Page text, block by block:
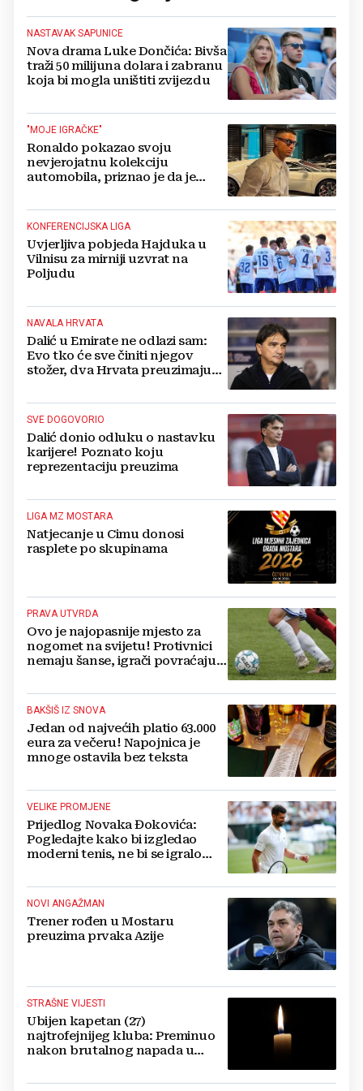
NASTAVAK SAPUNICE
Nova drama Luke Dončića: Bivša
traži 50 milijuna dolara i zabranu
koja bi mogla uništiti zvijezdu
"MOJE IGRAČKE"
Ronaldo pokazao svoju
nevjerojatnu kolekciju
automobila, priznao je da je
KONFERENCIJSKA LIGA
Uvjerljiva pobjeda Hajduka u
Vilnisu za mirniji uzvrat na
Poljudu
NAVALA HRVATA
Dalić u Emirate ne odlazi sam:
Evo tko će sve činiti njegov
stožer, dva Hrvata preuzimaju
SVE DOGOVORIO
Dalić donio odluku o nastavku
karijere! Poznato koju
reprezentaciju preuzima
LIGA MZ MOSTARA
Natjecanje u Cimu donosi
rasplete po skupinama
PRAVA UTVRDA
Ovo je najopasnije mjesto za
nogomet na svijetu! Protivnici
nemaju šanse, igrači povraćaju,
BAKŠIŠ IZ SNOVA
Jedan od najvećih platio 63.000
eura za večeru! Napojnica je
mnoge ostavila bez teksta
VELIKE PROMJENE
Prijedlog Novaka Đokovića:
Pogledajte kako bi izgledao
moderni tenis, ne bi se igralo
NOVI ANGAŽMAN
Trener rođen u Mostaru
preuzima prvaka Azije
STRAŠNE VIJESTI
Ubijen kapetan (27)
najtrofejnijeg kluba: Preminuo
nakon brutalnog napada u